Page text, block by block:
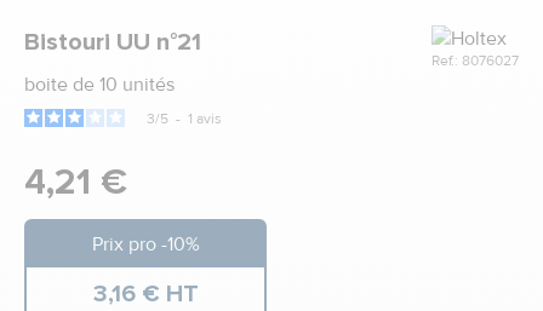
Bistouri UU n°21
boite de 10 unités
Marque
Ref.: 8076027
3/5 - 1 avis
4,21 €
Prix pro -10%
3,16 € HT